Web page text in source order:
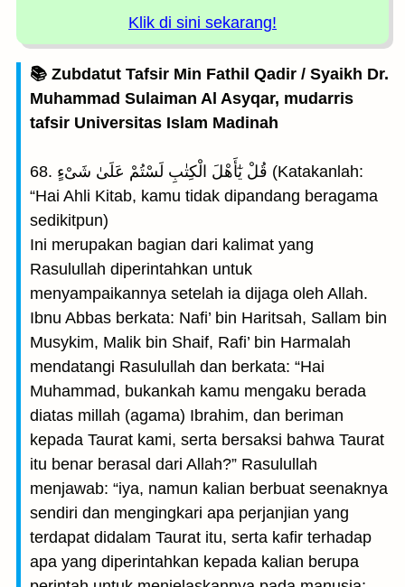
Klik di sini sekarang!
📚 Zubdatut Tafsir Min Fathil Qadir / Syaikh Dr.
Muhammad Sulaiman Al Asyqar, mudarris
tafsir Universitas Islam Madinah
68. قُلْ يٰٓأَهْلَ الْكِتٰبِ لَسْتُمْ عَلَىٰ شَىْءٍ (Katakanlah:
“Hai Ahli Kitab, kamu tidak dipandang beragama
sedikitpun)
Ini merupakan bagian dari kalimat yang
Rasulullah diperintahkan untuk
menyampaikannya setelah ia dijaga oleh Allah.
Ibnu Abbas berkata: Nafi’ bin Haritsah, Sallam bin
Musykim, Malik bin Shaif, Rafi’ bin Harmalah
mendatangi Rasulullah dan berkata: “Hai
Muhammad, bukankah kamu mengaku berada
diatas millah (agama) Ibrahim, dan beriman
kepada Taurat kami, serta bersaksi bahwa Taurat
itu benar berasal dari Allah?” Rasulullah
menjawab: “iya, namun kalian berbuat seenaknya
sendiri dan mengingkari apa perjanjian yang
terdapat didalam Taurat itu, serta kafir terhadap
apa yang diperintahkan kepada kalian berupa